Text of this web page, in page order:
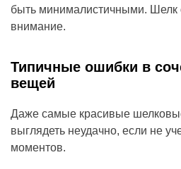
быть минималистичными. Шелк
внимание.
Типичные ошибки в
вещей
Даже самые красивые
выглядеть неудачно, если не
моментов.